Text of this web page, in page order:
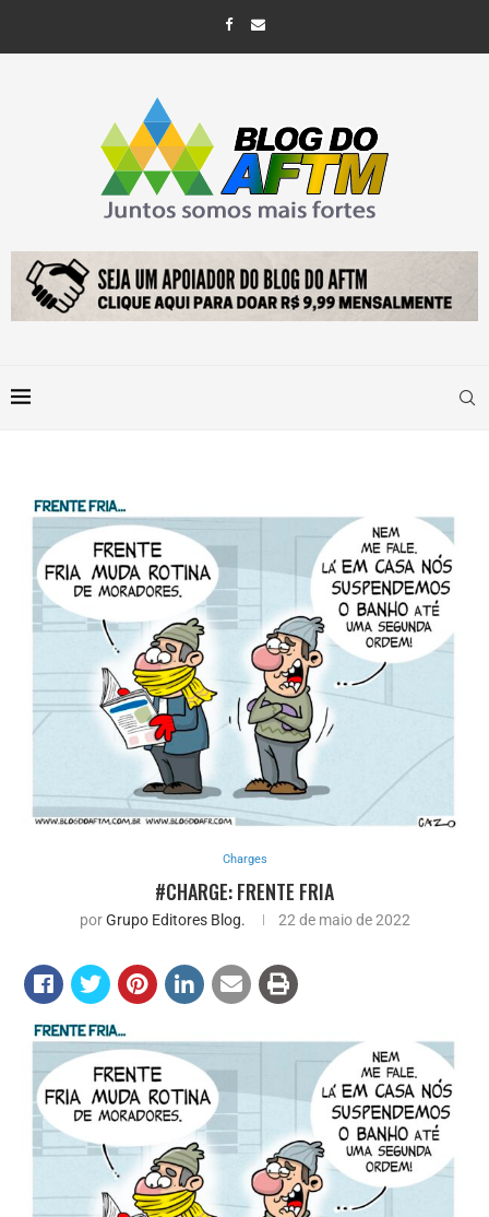
Charges
#CHARGE: FRENTE FRIA
porGrupo Editores Blog. 22 de maio de 2022